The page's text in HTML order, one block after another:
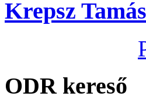
Krepsz
ODR kereső